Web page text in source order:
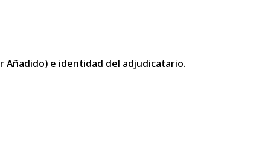
e identidad del adjudicatario.